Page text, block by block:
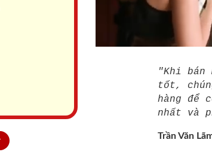
"Khi bán
tốt,
hàng để
nhất và
Trần Văn